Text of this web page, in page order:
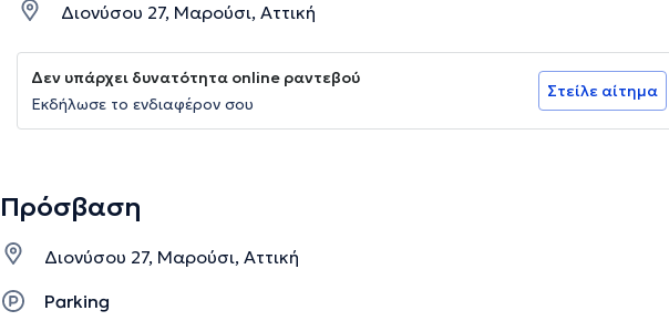
Διονύσου 27, Μαρούσι, Αττική
Δεν υπάρχει δυνατότητα online ραντεβού
Εκδήλωσε το ενδιαφέρον σου
Στείλε αίτημα
Πρόσβαση
Διονύσου 27, Μαρούσι, Αττική
Parking